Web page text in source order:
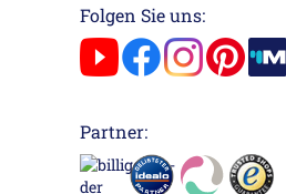
Folgen Sie uns:
Partner: